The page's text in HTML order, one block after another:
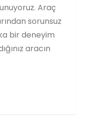
Araç
sorunsuz
bir deneyim
aracın